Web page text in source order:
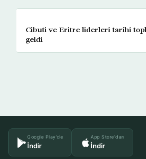
Cibuti ve Eritre liderleri tarihi
geldi
Google Play'de
İndir
App Store'dan
İndir